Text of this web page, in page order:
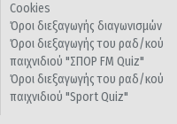
Cookies
Όροι διεξαγωγής διαγωνισμών
Όροι διεξαγωγής του ραδ/κού
παιχνιδιού "ΣΠΟΡ FM Quiz"
Όροι διεξαγωγής του ραδ/κού
παιχνιδιού "Sport Quiz"